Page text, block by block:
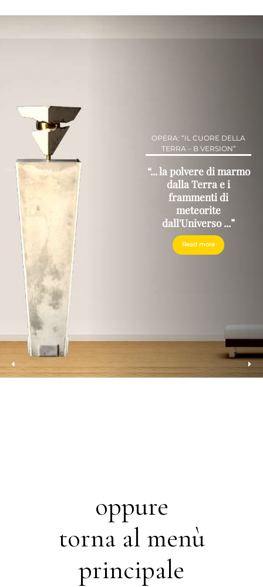
OPERA: “IL CUORE DELLA
TERRA – B VERSION”
“... la polvere di marmo
dalla Terra e i
frammenti di
meteorite
dall'Universo ...”
Read more
oppure
torna al menù
principale